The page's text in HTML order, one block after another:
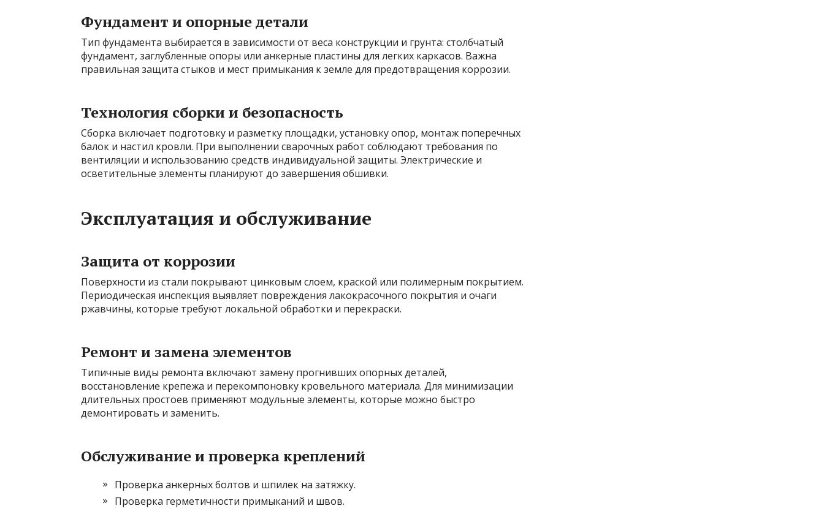
Фундамент и опорные детали
Тип фундамента выбирается в зависимости от веса конструкции и грунта: столбчатый
фундамент, заглубленные опоры или анкерные пластины для легких каркасов. Важна
правильная защита стыков и мест примыкания к земле для предотвращения коррозии.
Технология сборки и безопасность
Сборка включает подготовку и разметку площадки, установку опор, монтаж поперечных
балок и настил кровли. При выполнении сварочных работ соблюдают требования по
вентиляции и использованию средств индивидуальной защиты. Электрические и
осветительные элементы планируют до завершения обшивки.
Эксплуатация и обслуживание
Защита от коррозии
Поверхности из стали покрывают цинковым слоем, краской или полимерным покрытием.
Периодическая инспекция выявляет повреждения лакокрасочного покрытия и очаги
ржавчины, которые требуют локальной обработки и перекраски.
Ремонт и замена элементов
Типичные виды ремонта включают замену прогнивших опорных деталей,
восстановление крепежа и перекомпоновку кровельного материала. Для минимизации
длительных простоев применяют модульные элементы, которые можно быстро
демонтировать и заменить.
Обслуживание и проверка креплений
Проверка анкерных болтов и шпилек на затяжку.
Проверка герметичности примыканий и швов.